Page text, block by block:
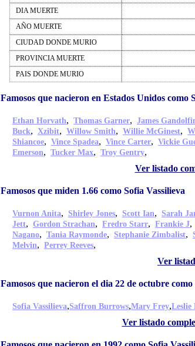
DIA MUERTE
AÑO MUERTE
CIUDAD DONDE MURIO
PROVINCIA MUERTE
PAIS DONDE MURIO
Famosos que nacieron en Estados Unidos como
Ethan Horvath, Thomas Garner, James
Buck, Xzibit, Willow Smith, Willie McGinest,
Shiancoe, Vince Spadea, Vince Carter, Vickie
Emerson, Tucker Max, Troy Gentry,
Ver listado
Famosos que miden 1.66 como Sofia Vassilieva
Vurnon Anita, Shirley Jones, Scott Ian, Sarah
Jett, Gordon Strachan, Fredro Starr, Frankie J,
Nagano, Tania Raymonde, Stephanie Zimbalist,
Melvin, Perrey Reeves,
Ver
Famosos que nacieron el dia 22 de octubre como
Sofia Vassilieva,Saffron Burrows,Mary Frey,Leslie
Ver listado